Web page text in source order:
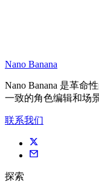
Nano Banana
Nano Banana 是革命
一致的角色编辑和场
联系我们
探索